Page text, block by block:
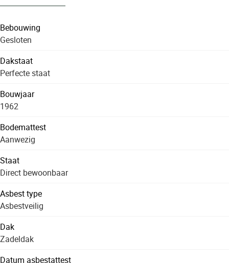
Bebouwing
Gesloten
Dakstaat
Perfecte staat
Bouwjaar
1962
Bodemattest
Aanwezig
Staat
Direct bewoonbaar
Asbest type
Asbestveilig
Dak
Zadeldak
Datum asbestattest